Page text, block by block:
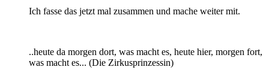
Ich fasse das jetzt mal zusammen und mache weiter mit.
..heute da morgen dort, was macht es, heute hier, morgen fort,
was macht es... (Die Zirkusprinzessin)